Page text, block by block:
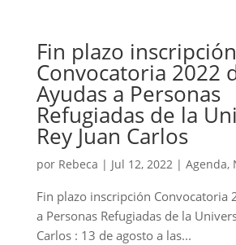
Fin plazo inscripción
Convocatoria 2022
Ayudas a Personas
Refugiadas de la
Rey Juan Carlos
por Rebeca | Jul 12, 2022| Agenda,
Fin plazo inscripción Convocatoria
a Personas Refugiadas de la
Carlos : 13 de agosto a las...